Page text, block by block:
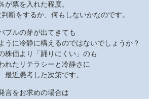
が票を入れた程度。
断をするか、何もしないかなのです。
ブルの芽が出てきても
うに冷静に構えるのではないでしょうか？
株価より「踊りにくい」のも
れたリテラシーと冷静さに
最近愚考した次第です。
言をお求めの場合は